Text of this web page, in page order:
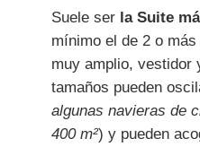
Suele ser la Suite
mínimo el de 2 o
muy amplio, vestidor
tamaños pueden
algunas navieras de
400 m²) y pueden